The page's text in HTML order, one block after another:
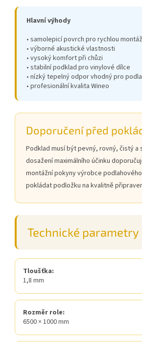
Hlavní výhody
• samolepicí povrch pro rychlou montáž
• výborné akustické vlastnosti
• vysoký komfort při chůzi
• stabilní podklad pro vinylové dílce
• nízký tepelný odpor vhodný pro
• profesionální kvalita Wineo
Doporučení před
Podklad musí být pevný, rovný, čistý a
dosažení maximálního účinku
montážní pokyny výrobce
pokládat podložku na kvalitně
Technické parametry
Tloušťka:
1,8 mm
Rozměr role:
6500 × 1000 mm